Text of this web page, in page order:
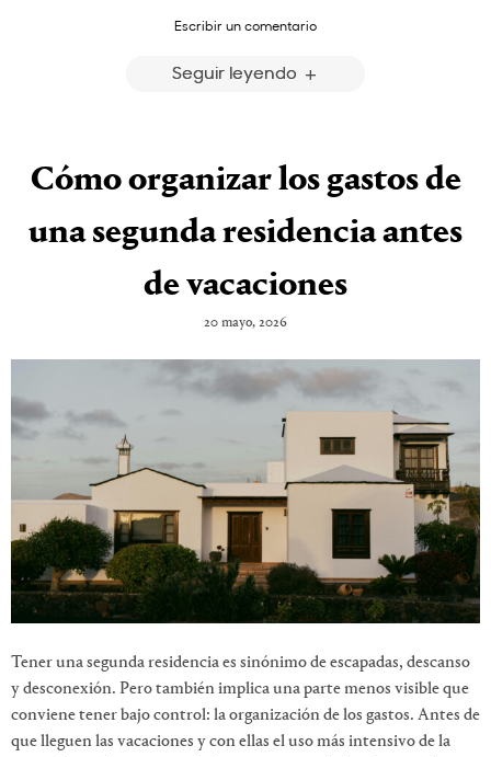
Escribir un comentario
Seguir leyendo
Cómo organizar los gastos de
una segunda residencia antes
de vacaciones
20 mayo, 2026
Tener una segunda residencia es sinónimo de escapadas, descanso
y desconexión. Pero también implica una parte menos visible que
conviene tener bajo control: la organización de los gastos. Antes de
que lleguen las vacaciones y con ellas el uso más intensivo de la